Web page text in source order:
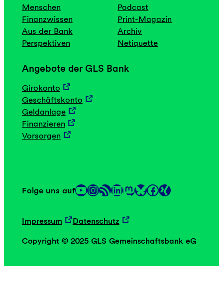
Menschen
Finanzwissen
Aus der Bank
Perspektiven
Podcast
Print-Magazin
Archiv
Netiquette
Angebote der GLS Bank
Girokonto
Geschäftskonto
Geldanlage
Finanzieren
Vorsorgen
Folge uns aufYouTube InstagramRSS-Feed LinkedIn Mastodon Link Facebook Link
Impressum Datenschutz
Copyright © 2025 GLS Gemeinschaftsbank eG